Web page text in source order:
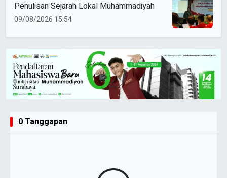
Penulisan Sejarah Lokal Muhammadiyah
09/08/2026 15:54
0 Tanggapan